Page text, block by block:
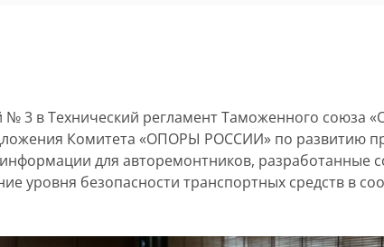
3 в Технический регламент Таможенного союза
Комитета «ОПОРЫ РОССИИ» по развитию
для авторемонтников, разработанные
безопасности транспортных средств в